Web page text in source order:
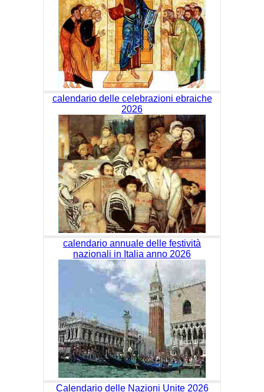
calendario delle celebrazioni ebraiche
2026
calendario annuale delle festività
nazionali in Italia anno 2026
Calendario delle Nazioni Unite 2026